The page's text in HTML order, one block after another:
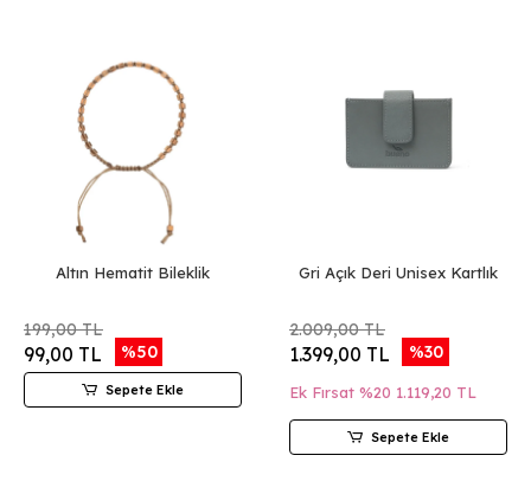
Altın Hematit Bileklik
199,00 TL
99,00 TL %50
Sepete Ekle
Gri Açık Deri Unisex Kartlık
2.009,00 TL
1.399,00 TL %30
Ek Fırsat %20 1.119,20 TL
Sepete Ekle